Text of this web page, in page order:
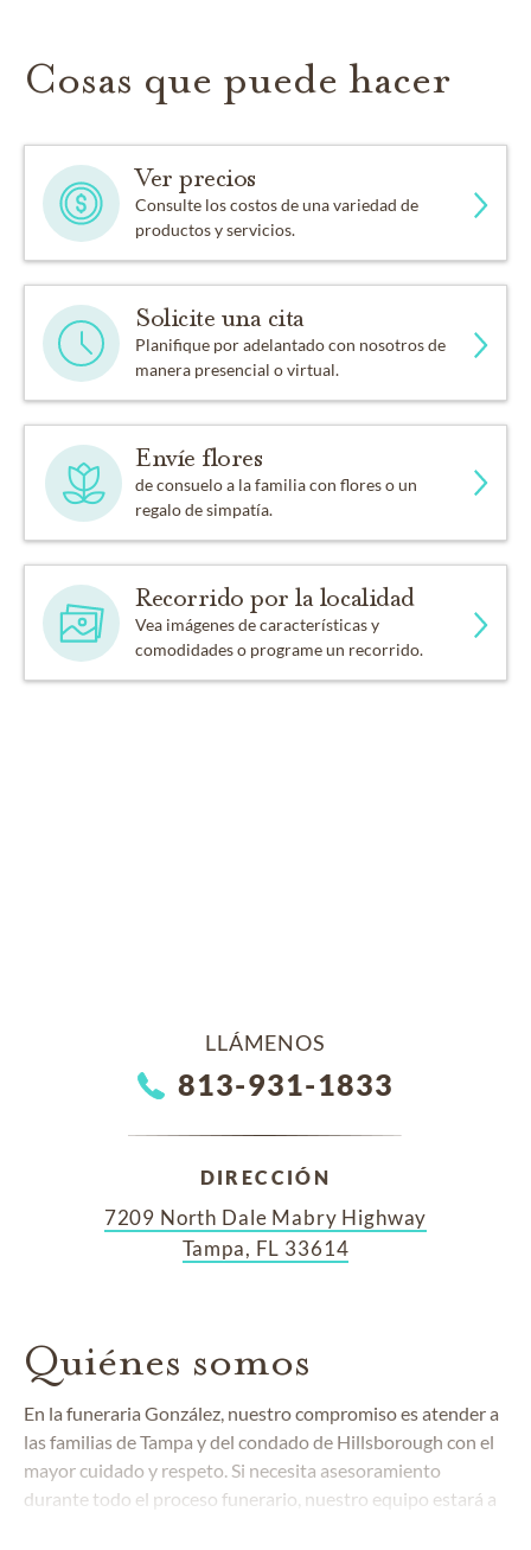
Cosas que puede hacer
Ver precios
Consulte los costos de una variedad de
productos y servicios.
Solicite una cita
Planifique por adelantado con nosotros de
manera presencial o virtual.
Envíe flores
de consuelo a la familia con flores o un
regalo de simpatía.
Recorrido por la localidad
Vea imágenes de características y
comodidades o programe un recorrido.
LLÁMENOS
813-931-1833
DIRECCIÓN
7209 North Dale Mabry Highway
Tampa, FL 33614
Quiénes somos
En la funeraria González, nuestro compromiso es atender a
las familias de Tampa y del condado de Hillsborough con el
mayor cuidado y respeto. Si necesita asesoramiento
durante todo el proceso funerario, nuestro equipo estará a